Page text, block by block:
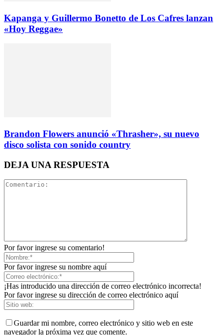
Kapanga y Guillermo Bonetto de Los Cafres lanzan
«Hoy Reggae»
Brandon Flowers anunció «Thrasher», su nuevo
disco solista con sonido country
DEJA UNA RESPUESTA
Por favor ingrese su comentario!
Por favor ingrese su nombre aquí
¡Has introducido una dirección de correo electrónico incorrecta!
Por favor ingrese su dirección de correo electrónico aquí
Guardar mi nombre, correo electrónico y sitio web en este
navegador la próxima vez que comente.